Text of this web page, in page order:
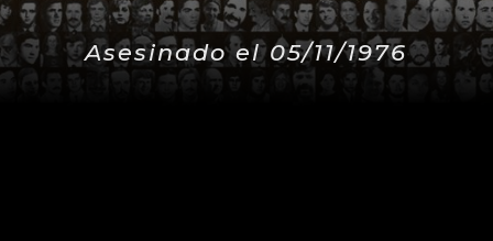
Asesinado el 05/11/1976